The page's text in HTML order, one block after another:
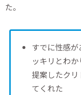
た。
すでに性感
ッキリとわ
提案したク
てくれた